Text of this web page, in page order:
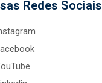
Redes Sociais